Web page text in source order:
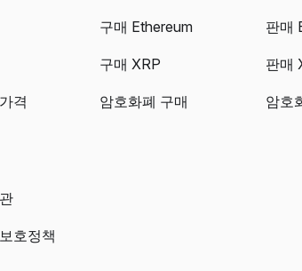
격
구매 Ethereum
구매 XRP
암호화폐 구매
판매
판매
암호
호정책